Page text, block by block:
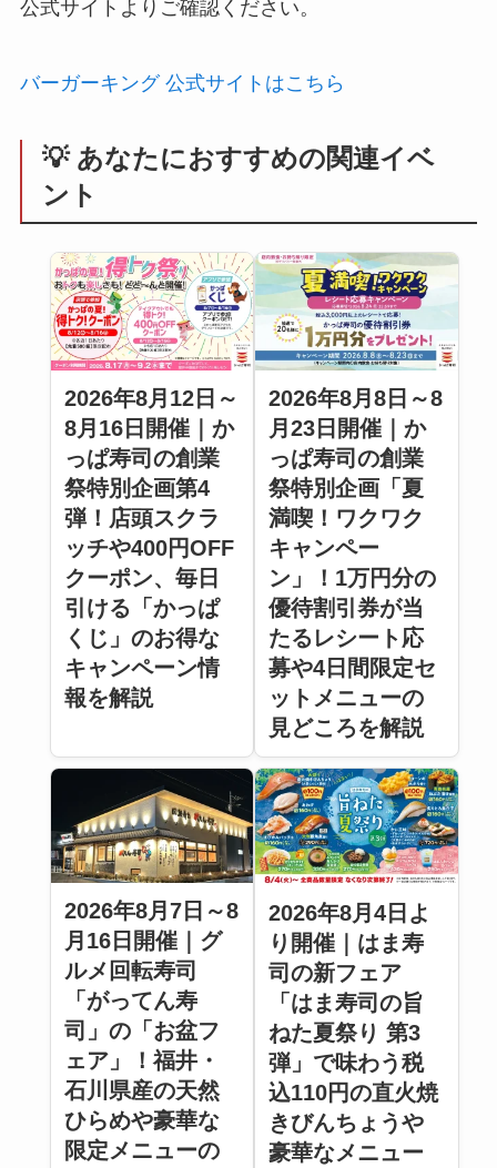
公式サイトよりご確認ください。
バーガーキング 公式サイトはこちら
💡 あなたにおすすめの関連イベ
ント
2026年8月12日～
8月16日開催｜か
っぱ寿司の創業
祭特別企画第4
弾！店頭スクラ
ッチや400円OFF
クーポン、毎日
引ける「かっぱ
くじ」のお得な
キャンペーン情
報を解説
2026年8月8日～8
月23日開催｜か
っぱ寿司の創業
祭特別企画「夏
満喫！ワクワク
キャンペー
ン」！1万円分の
優待割引券が当
たるレシート応
募や4日間限定セ
ットメニューの
見どころを解説
2026年8月7日～8
月16日開催｜グ
ルメ回転寿司
「がってん寿
司」の「お盆フ
ェア」！福井・
石川県産の天然
ひらめや豪華な
限定メニューの
2026年8月4日よ
り開催｜はま寿
司の新フェア
「はま寿司の旨
ねた夏祭り 第3
弾」で味わう税
込110円の直火焼
きびんちょうや
豪華なメニュー